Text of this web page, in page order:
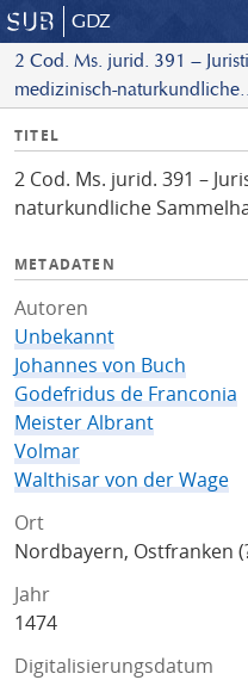
GDZ
2 Cod. Ms. jurid. 391 –
medizinisch-naturkundliche
I
f
o
TITEL
2 Cod. Ms. jurid. 391 –
naturkundliche
METADATEN
Autoren
Unbekannt
Johannes von Buch
Godefridus de Franconia
Meister Albrant
Volmar
Walthisar von der Wage
Ort
Nordbayern, Ostfranken
Jahr
1474
Digitalisierungsdatum